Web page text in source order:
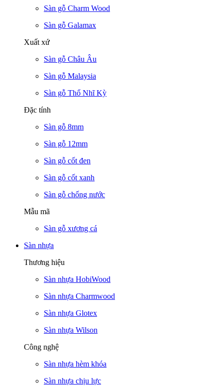
Sàn gỗ Charm Wood
Sàn gỗ Galamax
Xuất xứ
Sàn gỗ Châu Âu
Sàn gỗ Malaysia
Sàn gỗ Thổ Nhĩ Kỳ
Đặc tính
Sàn gỗ 8mm
Sàn gỗ 12mm
Sàn gỗ cốt đen
Sàn gỗ cốt xanh
Sàn gỗ chống nước
Mẫu mã
Sàn gỗ xương cá
Sàn nhựa
Thương hiệu
Sàn nhựa HobiWood
Sàn nhựa Charmwood
Sàn nhựa Glotex
Sàn nhựa Wilson
Công nghệ
Sàn nhựa hèm khóa
Sàn nhựa chịu lực